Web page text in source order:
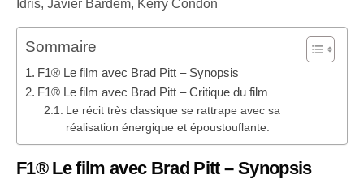
Idris, Javier Bardem, Kerry Condon
Sommaire
F1® Le film avec Brad Pitt – Synopsis
F1® Le film avec Brad Pitt – Critique du film
Le récit très classique se rattrape avec sa
réalisation énergique et époustouflante.
F1® Le film avec Brad Pitt – Synopsis